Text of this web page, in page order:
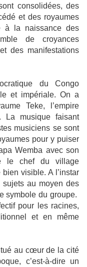
consolidées, des
et des royaumes
à la naissance des
de croyances
des manifestations
du Congo
et impériale. On a
Teke, l’empire
La musique faisant
musiciens se sont
pour y puiser
Wemba avec son
le chef du village
visible. A l’instar
au moyen des
symbole du groupe.
pour les racines,
et en même
au cœur de la cité
c’est-à-dire un